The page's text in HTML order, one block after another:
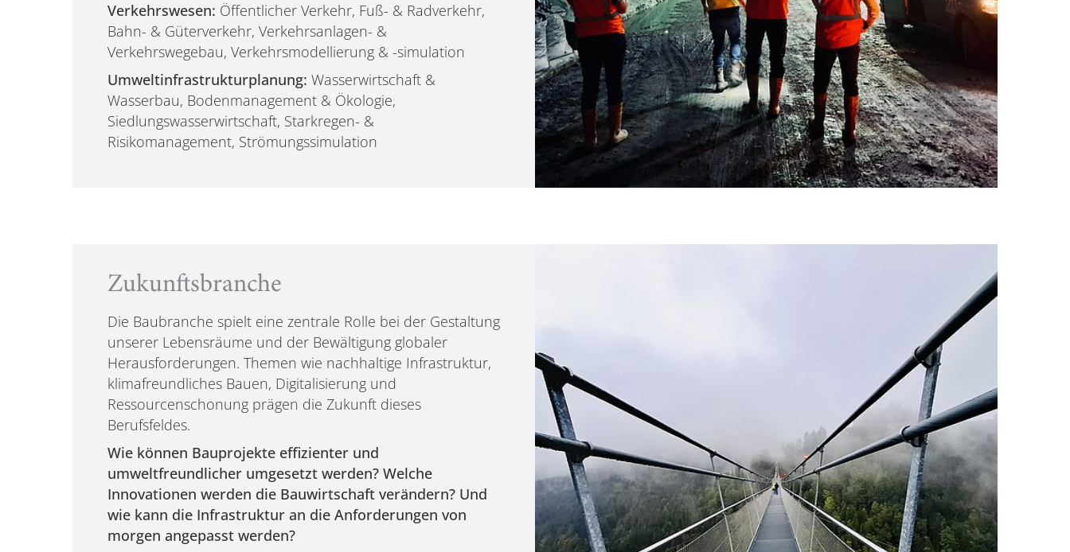
Verkehrswesen: Öffentlicher Verkehr, Fuß- & Radverkehr,
Bahn- & Güterverkehr, Verkehrsanlagen- &
Verkehrswegebau, Verkehrsmodellierung & -simulation
Umweltinfrastrukturplanung: Wasserwirtschaft &
Wasserbau, Bodenmanagement & Ökologie,
Siedlungswasserwirtschaft, Starkregen- &
Risikomanagement, Strömungssimulation
Zukunftsbranche
Die Baubranche spielt eine zentrale Rolle bei der Gestaltung
unserer Lebensräume und der Bewältigung globaler
Herausforderungen. Themen wie nachhaltige Infrastruktur,
klimafreundliches Bauen, Digitalisierung und
Ressourcenschonung prägen die Zukunft dieses
Berufsfeldes.
Wie können Bauprojekte effizienter und
umweltfreundlicher umgesetzt werden? Welche
Innovationen werden die Bauwirtschaft verändern? Und
wie kann die Infrastruktur an die Anforderungen von
morgen angepasst werden?